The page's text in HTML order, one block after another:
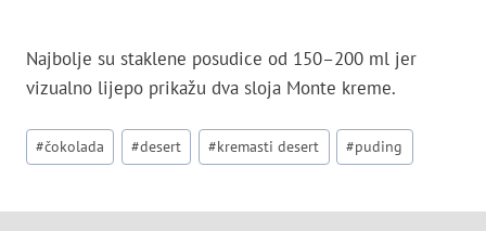
Najbolje su staklene posudice od 150–200 ml jer
vizualno lijepo prikažu dva sloja Monte kreme.
Post
Tags:
#čokolada #desert #kremasti desert #puding